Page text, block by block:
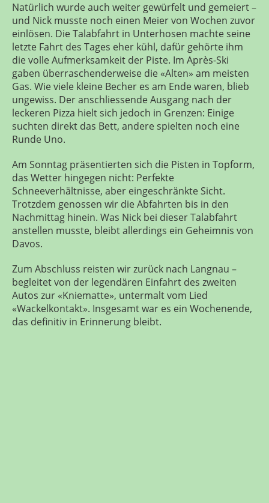
Natürlich wurde auch weiter gewürfelt und gemeiert –
und Nick musste noch einen Meier von Wochen zuvor
einlösen. Die Talabfahrt in Unterhosen machte seine
letzte Fahrt des Tages eher kühl, dafür gehörte ihm
die volle Aufmerksamkeit der Piste. Im Après-Ski
gaben überraschenderweise die «Alten» am meisten
Gas. Wie viele kleine Becher es am Ende waren, blieb
ungewiss. Der anschliessende Ausgang nach der
leckeren Pizza hielt sich jedoch in Grenzen: Einige
suchten direkt das Bett, andere spielten noch eine
Runde Uno.
Am Sonntag präsentierten sich die Pisten in Topform,
das Wetter hingegen nicht: Perfekte
Schneeverhältnisse, aber eingeschränkte Sicht.
Trotzdem genossen wir die Abfahrten bis in den
Nachmittag hinein. Was Nick bei dieser Talabfahrt
anstellen musste, bleibt allerdings ein Geheimnis von
Davos.
Zum Abschluss reisten wir zurück nach Langnau –
begleitet von der legendären Einfahrt des zweiten
Autos zur «Kniematte», untermalt vom Lied
«Wackelkontakt». Insgesamt war es ein Wochenende,
das definitiv in Erinnerung bleibt.